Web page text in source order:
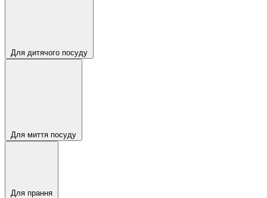
Для дитячого посуду
Для миття посуду
Для прання